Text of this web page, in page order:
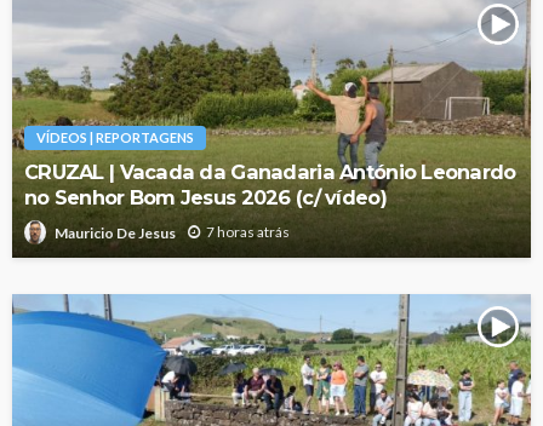
VÍDEOS | REPORTAGENS
CRUZAL | Vacada da Ganadaria António Leonardo
no Senhor Bom Jesus 2026 (c/ vídeo)
Mauricio De Jesus 7 horas atrás